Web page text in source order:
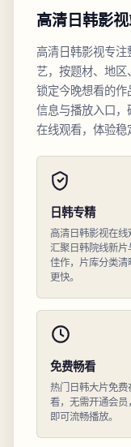
高清日韩影
高清日韩影视专
艺，按题材、地
锁定今晚想看的
信息与播放入口
在线观看，体验稳
日韩专精
高清日韩影视在线
汇聚日韩院线新片
佳作，片库分类清
更快。
免费畅看
热门日韩大片免费
看，无需开通会员
即可流畅播放。